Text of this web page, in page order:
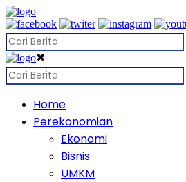
✖
Home
Perekonomian
Ekonomi
Bisnis
UMKM